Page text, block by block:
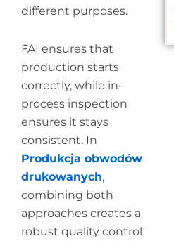
different purposes.
FAI ensures that
production starts
correctly, while in-
process inspection
ensures it stays
consistent. In
Produkcja obwodów
drukowanych,
combining both
approaches creates a
robust quality control